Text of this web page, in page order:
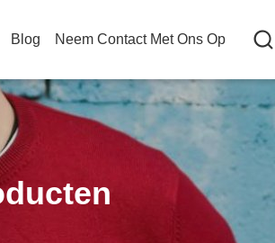
Blog Neem Contact Met Ons Op